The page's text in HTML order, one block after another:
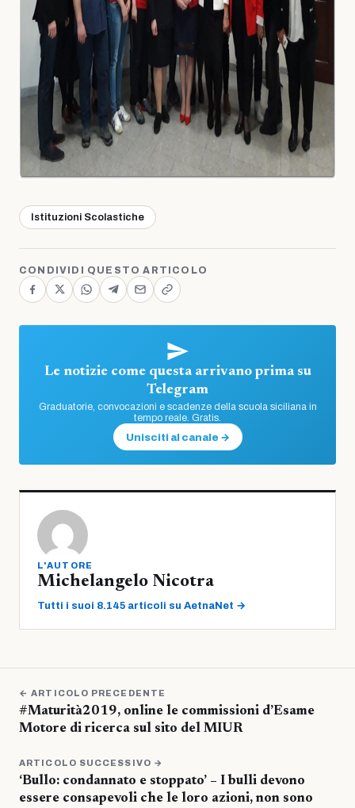
Istituzioni Scolastiche
CONDIVIDI QUESTO ARTICOLO
Le notizie come questa arrivano prima su
Telegram
Graduatorie, convocazioni e scadenze della scuola siciliana in
tempo reale. Gratis.
Unisciti al canale →
L'AUTORE
Michelangelo Nicotra
Tutti i suoi 8.145 articoli su AetnaNet →
← ARTICOLO PRECEDENTE
#Maturità2019, online le commissioni d’Esame
Motore di ricerca sul sito del MIUR
ARTICOLO SUCCESSIVO →
‘Bullo: condannato e stoppato’ – I bulli devono
essere consapevoli che le loro azioni, non sono